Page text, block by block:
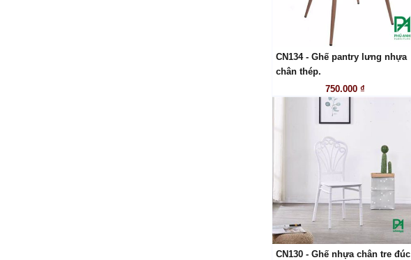
CN134 - Ghế pantry lưng nhựa
chân thép.
750.000 ₫
CN130 - Ghế nhựa chân tre đúc